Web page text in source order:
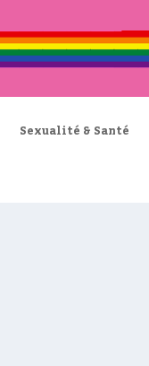
Sexualité & Santé